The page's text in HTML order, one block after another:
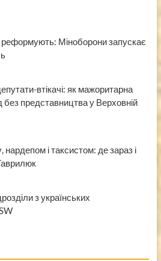
реформують: Міноборони запускає
втікачі: як мажоритарна
представництва у Верховній
і таксистом: де зараз і
з українських